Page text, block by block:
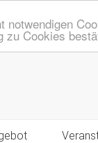
zu Cookies